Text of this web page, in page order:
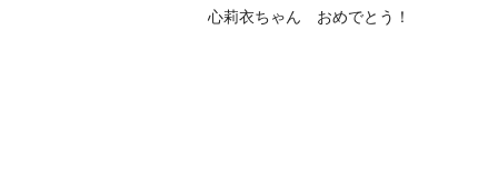
心莉衣ちゃん おめでとう！